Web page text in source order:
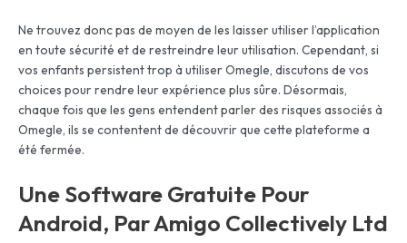
Ne trouvez donc pas de moyen de les laisser utiliser l’application
en toute sécurité et de restreindre leur utilisation. Cependant, si
vos enfants persistent trop à utiliser Omegle, discutons de vos
choices pour rendre leur expérience plus sûre. Désormais,
chaque fois que les gens entendent parler des risques associés à
Omegle, ils se contentent de découvrir que cette plateforme a
été fermée.
Une Software Gratuite Pour
Android, Par Amigo Collectively Ltd